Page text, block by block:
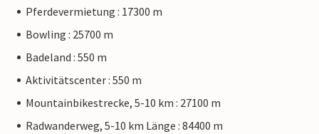
Pferdevermietung : 17300 m
Bowling : 25700 m
Badeland : 550 m
Aktivitätscenter : 550 m
Mountainbikestrecke, 5-10 km : 27100 m
Radwanderweg, 5-10 km Länge : 84400 m